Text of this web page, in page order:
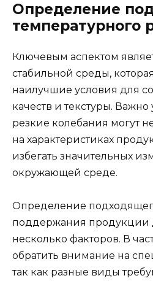
Определение
температурного
Ключевым аспектом
стабильной среды,
наилучшие условия для
качеств и текстуры. Важно
резкие колебания могут
на характеристиках
избегать значительных
окружающей среде.
Определение
поддержания продукции
несколько факторов. В
обратить внимание на
так как разные виды